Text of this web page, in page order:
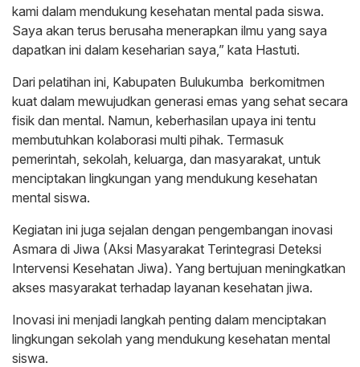
kami dalam mendukung kesehatan mental pada siswa.
Saya akan terus berusaha menerapkan ilmu yang saya
dapatkan ini dalam keseharian saya,” kata Hastuti.
Dari pelatihan ini, Kabupaten Bulukumba berkomitmen
kuat dalam mewujudkan generasi emas yang sehat secara
fisik dan mental. Namun, keberhasilan upaya ini tentu
membutuhkan kolaborasi multi pihak. Termasuk
pemerintah, sekolah, keluarga, dan masyarakat, untuk
menciptakan lingkungan yang mendukung kesehatan
mental siswa.
Kegiatan ini juga sejalan dengan pengembangan inovasi
Asmara di Jiwa (Aksi Masyarakat Terintegrasi Deteksi
Intervensi Kesehatan Jiwa). Yang bertujuan meningkatkan
akses masyarakat terhadap layanan kesehatan jiwa.
Inovasi ini menjadi langkah penting dalam menciptakan
lingkungan sekolah yang mendukung kesehatan mental
siswa.